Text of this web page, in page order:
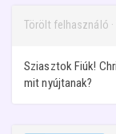
Törölt felhasználó ·
Sziasztok Fiúk!
mit nyújtanak?